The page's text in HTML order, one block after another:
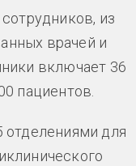
из
врачей и
включает 36
пациентов.
отделениями для